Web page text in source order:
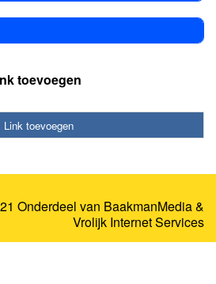
toevoegen
Link toevoegen
Onderdeel van BaakmanMedia&
Vrolijk Internet Services